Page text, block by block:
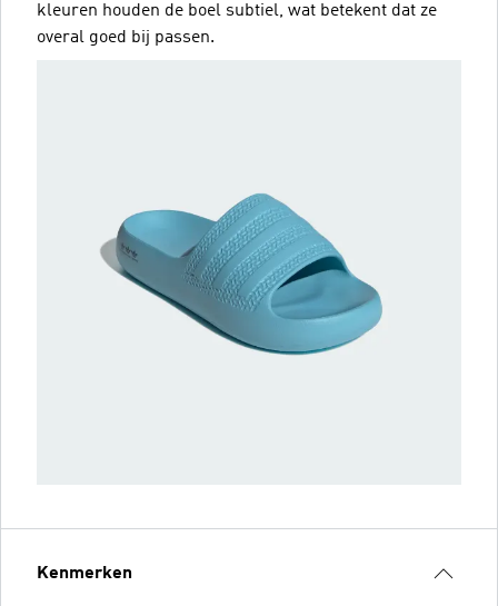
kleuren houden de boel subtiel, wat betekent dat ze
overal goed bij passen.
Kenmerken